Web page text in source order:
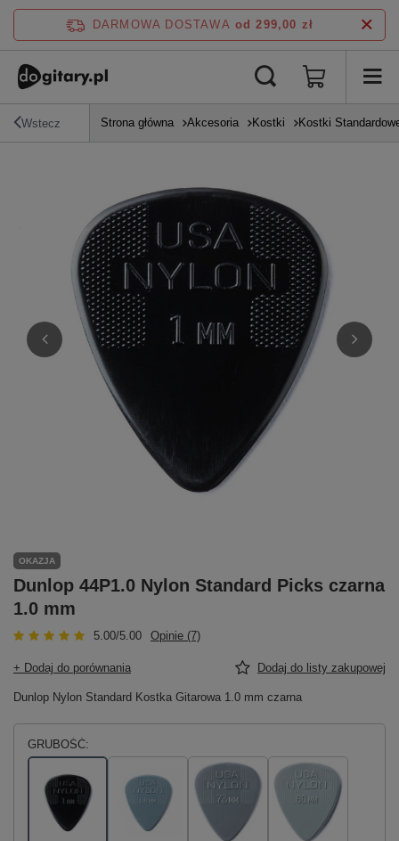
DARMOWA DOSTAWA od 299,00 zł
Wstecz Strona główna Akcesoria Kostki Kostki
OKAZJA
Dunlop 44P1.0 Nylon Standard Picks czarna
1.0 mm
5.00/5.00 Opinie (7)
+ Dodaj do porównania Dodaj do listy zakupowej
Dunlop Nylon Standard Kostka Gitarowa 1.0 mm czarna
GRUBOŚĆ